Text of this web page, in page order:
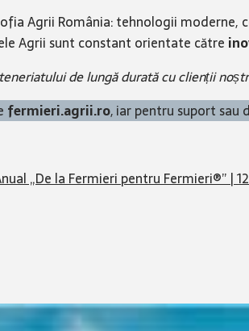
Agrii România: tehnologii moderne,
Agrii sunt constant orientate către
de lungă durată cu clienții
fermieri.agrii.ro, iar pentru suport sau
„De la Fermieri pentru Fermieri®” |